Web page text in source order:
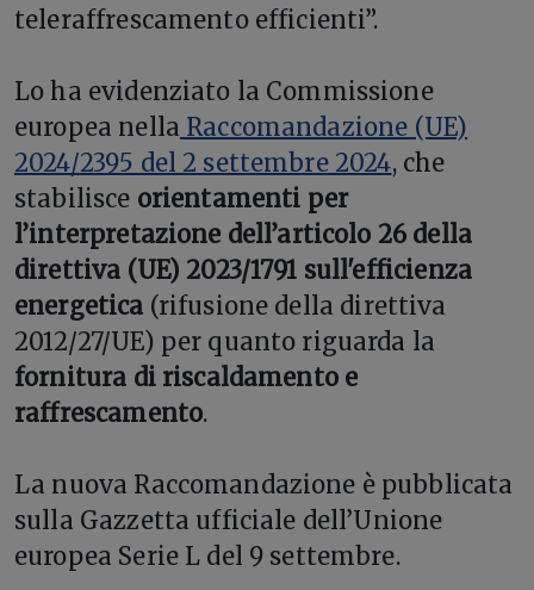
teleraffrescamento efficienti”.
Lo ha evidenziato la Commissione
europea nella Raccomandazione (UE)
2024/2395 del 2 settembre 2024, che
stabilisce orientamenti per
l’interpretazione dell’articolo 26 della
direttiva (UE) 2023/1791 sull'efficienza
energetica (rifusione della direttiva
2012/27/UE) per quanto riguarda la
fornitura di riscaldamento e
raffrescamento.
La nuova Raccomandazione è pubblicata
sulla Gazzetta ufficiale dell’Unione
europea Serie L del 9 settembre.